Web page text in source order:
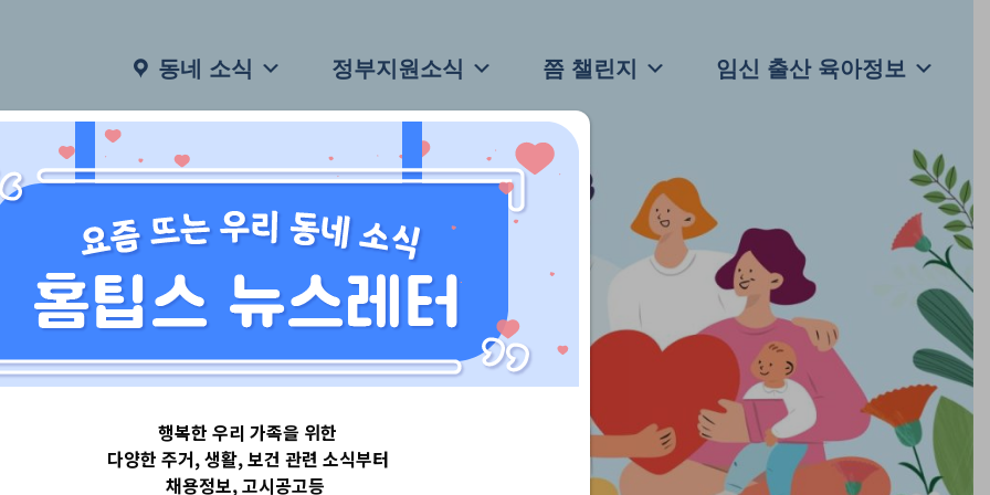
동네 소식 정부지원소식 쯤 챌린지 임신 출산 육아정보
행복한 우리 가족을 위한
다양한 주거, 생활, 보건 관련 소식부터
채용정보, 고시공고등